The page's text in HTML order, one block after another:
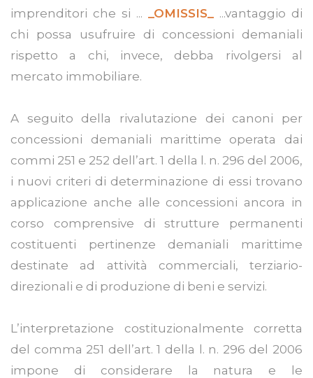
imprenditori che si ...
_OMISSIS_
...vantaggio di
chi possa usufruire di concessioni demaniali
rispetto a chi, invece, debba rivolgersi al
mercato immobiliare.
A seguito della rivalutazione dei canoni per
concessioni demaniali marittime operata dai
commi 251 e 252 dell’art. 1 della l. n. 296 del 2006,
i nuovi criteri di determinazione di essi trovano
applicazione anche alle concessioni ancora in
corso comprensive di strutture permanenti
costituenti pertinenze demaniali marittime
destinate ad attività commerciali, terziario-
direzionali e di produzione di beni e servizi.
L’interpretazione costituzionalmente corretta
del comma 251 dell’art. 1 della l. n. 296 del 2006
impone di considerare la natura e le